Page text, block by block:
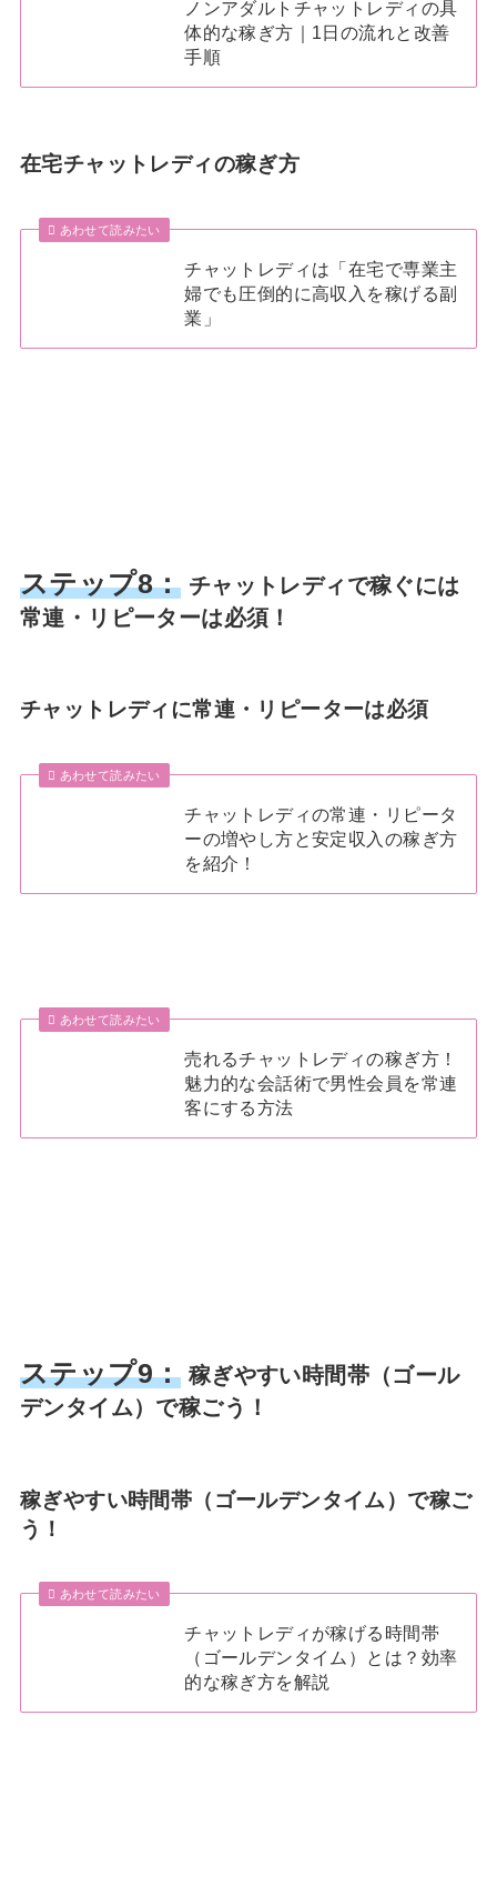
ノンアダルトチャットレディの具
体的な稼ぎ方｜1日の流れと改善
手順
在宅チャットレディの稼ぎ方
あわせて読みたい
チャットレディは「在宅で専業主
婦でも圧倒的に高収入を稼げる副
業」
ステップ8： チャットレディで稼ぐには
常連・リピーターは必須！
チャットレディに常連・リピーターは必須
あわせて読みたい
チャットレディの常連・リピータ
ーの増やし方と安定収入の稼ぎ方
を紹介！
あわせて読みたい
売れるチャットレディの稼ぎ方！
魅力的な会話術で男性会員を常連
客にする方法
ステップ9： 稼ぎやすい時間帯（ゴール
デンタイム）で稼ごう！
稼ぎやすい時間帯（ゴールデンタイム）で稼ご
う！
あわせて読みたい
チャットレディが稼げる時間帯
（ゴールデンタイム）とは？効率
的な稼ぎ方を解説